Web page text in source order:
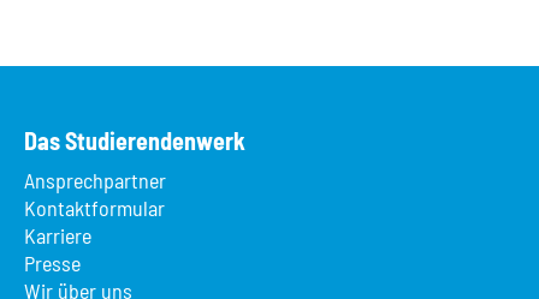
Das Studierendenwerk
Ansprechpartner
Kontaktformular
Karriere
Presse
Wir über uns